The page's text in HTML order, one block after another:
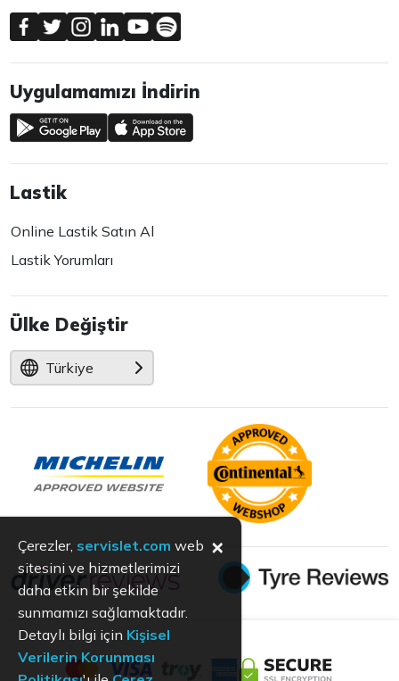
Uygulamamızı İndirin
Lastik
Online Lastik Satın Al
Lastik Yorumları
Ülke Değiştir
Türkiye
Çerezler, servislet.com web
sitesini ve hizmetlerimizi
daha etkin bir şekilde
sunmamızı sağlamaktadır.
Detaylı bilgi için Kişisel
Verilerin Korunması
×